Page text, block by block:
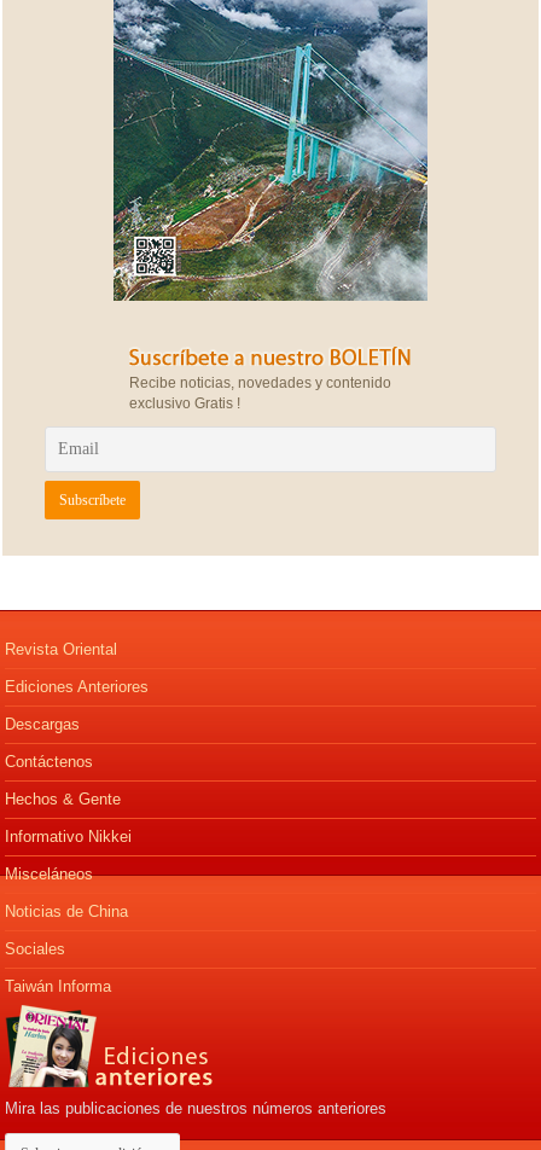
Recibe noticias, novedades y contenido
exclusivo Gratis !
Revista Oriental
Ediciones Anteriores
Descargas
Contáctenos
Hechos & Gente
Informativo Nikkei
Misceláneos
Noticias de China
Sociales
Taiwán Informa
Mira las publicaciones de nuestros números anteriores